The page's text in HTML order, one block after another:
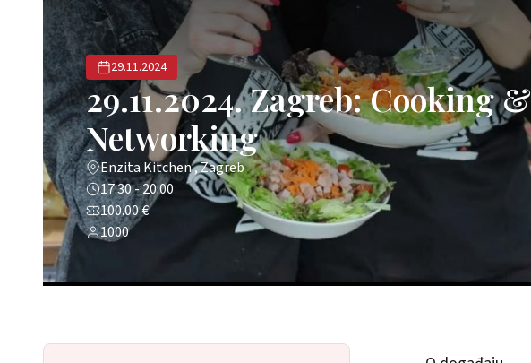
29.11.2024
29.11.2024. Zagreb: Cooking &
Networking
Enzita Kitchen , Zagreb
17:30 - 20:00
100.00 €
1000